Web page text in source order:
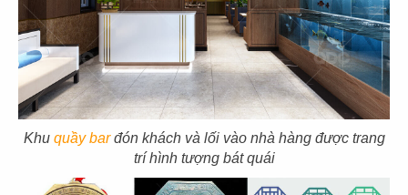
Khu quầy barđón khách và lối vào nhà hàng được trang
trí hình tượng bát quái
Diện tích: 400m2
Địa điểm: 122 Cao Thắng, Phường 4, Quận 3,
TP.HCM
CHI TIẾT